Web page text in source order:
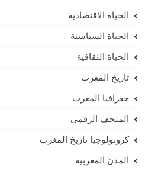
الحياة الاقتصادية
الحياة السياسية
الحياة الثقافية
تاريخ المغرب
جغرافيا المغرب
المتحف الرقمي
كرونولوجيا تاريخ المغرب
المدن المغربية